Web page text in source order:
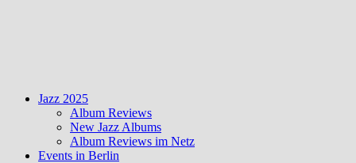
Jazz 2025
Album Reviews
New Jazz Albums
Album Reviews im Netz
Events in Berlin